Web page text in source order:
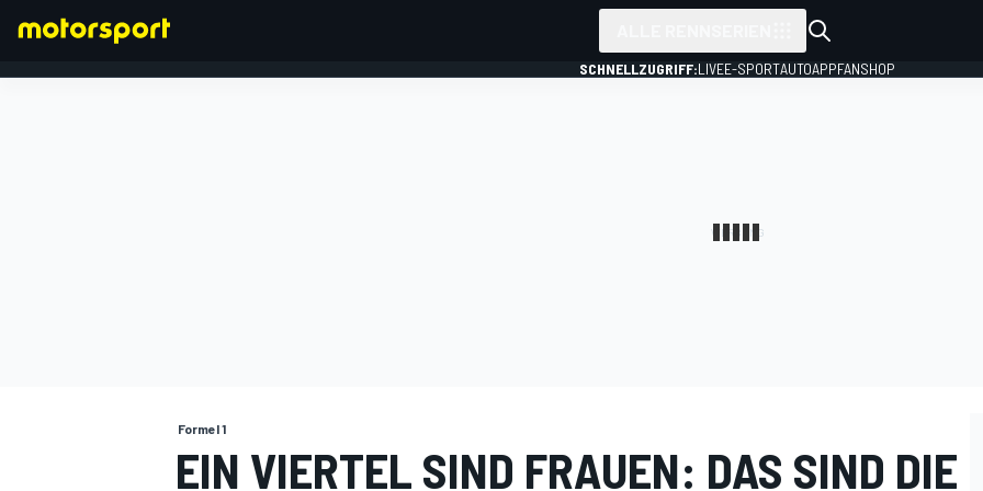
SCHNELLZUGRIFF:LIVEE-SPORTAUTOAPPFANSHOP
Formel 1
EIN VIERTEL SIND FRAUEN: DAS SIND DIE